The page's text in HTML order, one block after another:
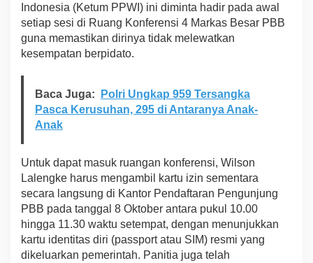
o
d
a
n
A
s
M
a
s
i
a
Indonesia (Ketum PPWI) ini diminta hadir pada awal
setiap sesi di Ruang Konferensi 4 Markas Besar PBB
guna memastikan dirinya tidak melewatkan
kesempatan berpidato.
Baca Juga:
Polri Ungkap 959 Tersangka
Pasca Kerusuhan, 295 di Antaranya Anak-
Anak
Untuk dapat masuk ruangan konferensi, Wilson
Lalengke harus mengambil kartu izin sementara
secara langsung di Kantor Pendaftaran Pengunjung
PBB pada tanggal 8 Oktober antara pukul 10.00
hingga 11.30 waktu setempat, dengan menunjukkan
kartu identitas diri (passport atau SIM) resmi yang
dikeluarkan pemerintah. Panitia juga telah